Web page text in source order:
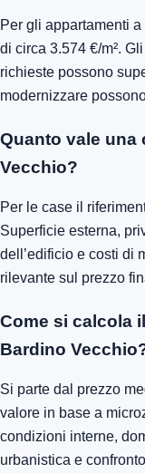
Per gli appartamenti
di circa 3.574 €/m².
richieste possono
modernizzare
Quanto vale una
Vecchio?
Per le case il
Superficie esterna,
dell’edificio e costi di
rilevante sul prezzo
Come si calcola
Bardino
Si parte dal prezzo
valore in base a
condizioni interne,
urbanistica e